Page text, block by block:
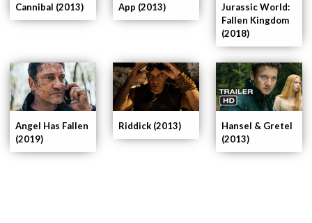
Hansel & Gretel
(2013)
Riddick (2013)
Angel Has Fallen
(2019)
Jurassic World:
Fallen Kingdom
(2018)
App (2013)
Cannibal (2013)